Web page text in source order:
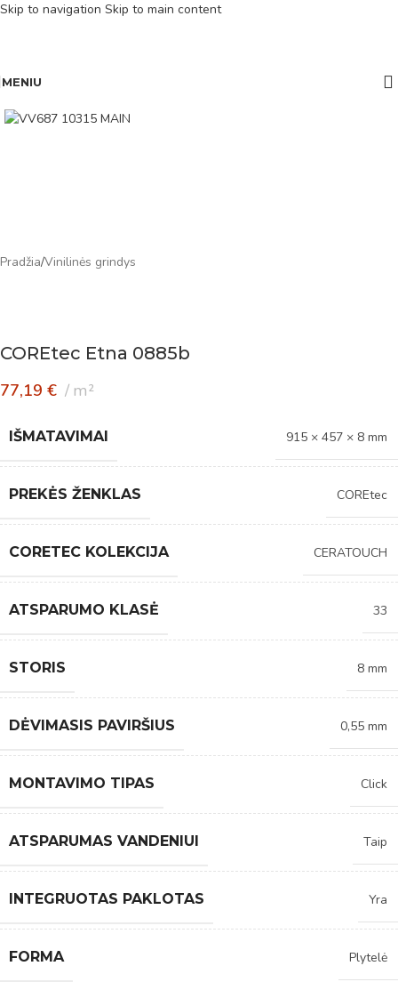
Skip to navigation Skip to main content
MENIU
Pradžia/Vinilinės grindys
COREtec Etna 0885b
77,19 € m²
IŠMATAVIMAI 915 × 457 × 8 mm
PREKĖS ŽENKLAS COREtec
CORETEC KOLEKCIJA CERATOUCH
ATSPARUMO KLASĖ 33
STORIS 8 mm
DĖVIMASIS PAVIRŠIUS 0,55 mm
MONTAVIMO TIPAS Click
ATSPARUMAS VANDENIUI Taip
INTEGRUOTAS PAKLOTAS Yra
FORMA Plytelė